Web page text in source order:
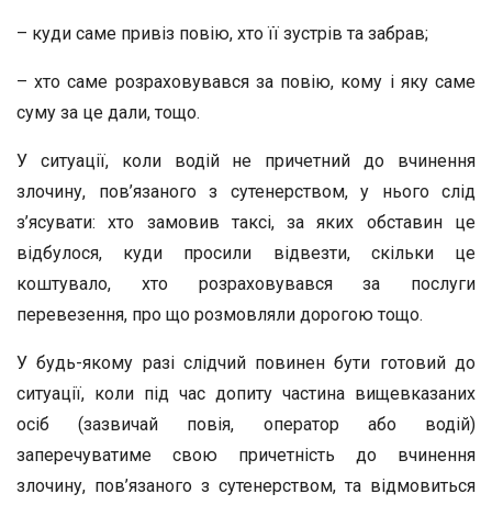
– куди саме привіз повію, хто її зустрів та забрав;
– хто саме розраховувався за повію, кому і яку саме
суму за це дали, тощо.
У ситуації, коли водій не причетний до вчинення
злочину, пов’язаного з сутенерством, у нього слід
з’ясувати: хто замовив таксі, за яких обставин це
відбулося, куди просили відвезти, скільки це
коштувало, хто розраховувався за послуги
перевезення, про що розмовляли дорогою тощо.
У будь-якому разі слідчий повинен бути готовий до
ситуації, коли під час допиту частина вищевказаних
осіб (зазвичай повія, оператор або водій)
заперечуватиме свою причетність до вчинення
злочину, пов’язаного з сутенерством, та відмовиться